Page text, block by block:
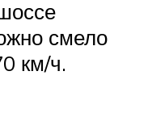
смело
км/ч.